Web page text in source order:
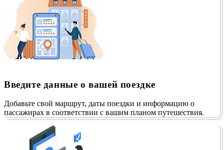
Введите данные о вашей поездке
Добавьте свой маршрут, даты поездки и информацию о
пассажирах в соответствии с вашим планом путешествия.